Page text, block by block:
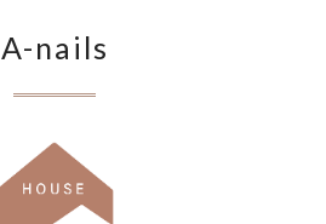
A-nails